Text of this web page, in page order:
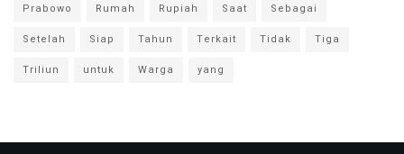
Prabowo
Rumah Rupiah Saat
Sebagai
Setelah
Siap Tahun Terkait Tidak
Tiga
Triliun
untuk Warga yang